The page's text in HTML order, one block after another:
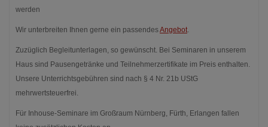
werden
Wir unterbreiten Ihnen gerne ein passendesAngebot.
Zuzüglich Begleitunterlagen, so gewünscht. Bei Seminaren in unserem
Haus sind Pausengetränke und Teilnehmerzertifikate im Preis enthalten.
Unsere Unterrichtsgebühren sind nach § 4 Nr. 21b UStG
mehrwertsteuerfrei.
Für Inhouse-Seminare im Großraum Nürnberg, Fürth, Erlangen fallen